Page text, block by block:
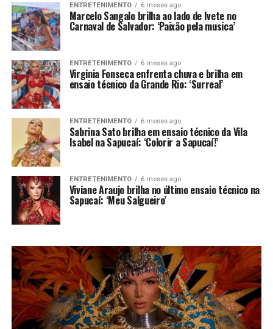
ENTRETENIMENTO 6 meses ago
Marcelo Sangalo brilha ao lado de Ivete no
Carnaval de Salvador: ‘Paixão pela musica’
ENTRETENIMENTO 6 meses ago
Virginia Fonseca enfrenta chuva e brilha em
ensaio técnico da Grande Rio: ‘Surreal’
ENTRETENIMENTO 6 meses ago
Sabrina Sato brilha em ensaio técnico da Vila
Isabel na Sapucaí: ‘Colorir a Sapucaí!’
ENTRETENIMENTO 6 meses ago
Viviane Araujo brilha no último ensaio técnico na
Sapucaí: ‘Meu Salgueiro’